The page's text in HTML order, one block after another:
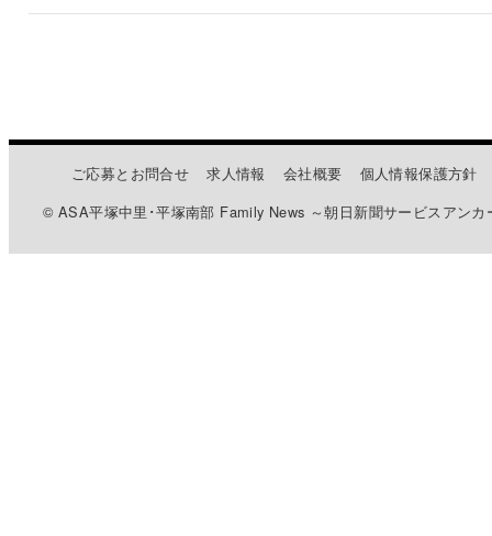
ご応募とお問合せ 求人情報 会社概要
個人情報保護方針
© ASA平塚中里･平塚南部 Family News ～朝日新聞サービスアンカ